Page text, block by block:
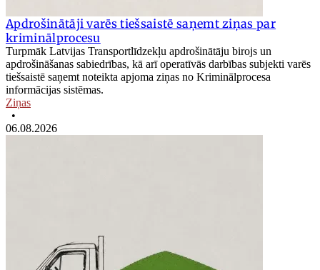
Apdrošinātāji varēs tiešsaistē saņemt ziņas par
kriminālprocesu
Turpmāk Latvijas Transportlīdzekļu apdrošinātāju birojs un
apdrošināšanas sabiedrības, kā arī operatīvās darbības subjekti varēs
tiešsaistē saņemt noteikta apjoma ziņas no Kriminālprocesa
informācijas sistēmas.
Ziņas
•
06.08.2026